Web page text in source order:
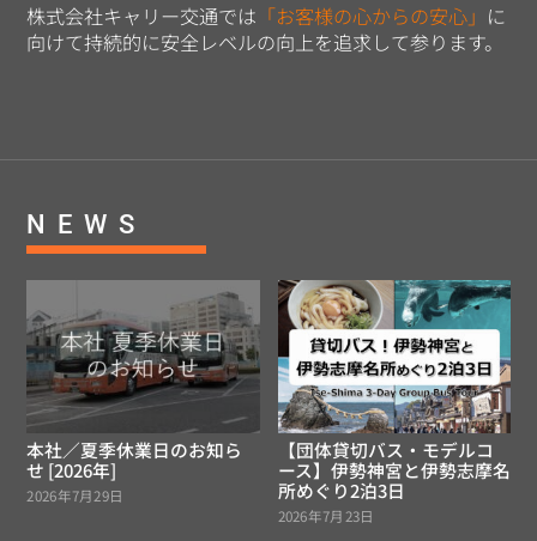
株式会社キャリー交通では 「お客様の心からの安心」 に
向けて持続的に安全レベルの向上を追求して参ります。
NEWS
本社／夏季休業日のお知ら
せ [2026年]
2026年7月29日
【団体貸切バス・モデルコ
ース】伊勢神宮と伊勢志摩名
所めぐり2泊3日
2026年7月23日